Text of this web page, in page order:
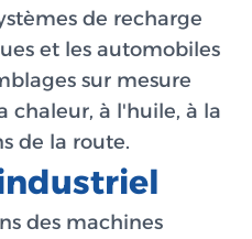
de recharge
et les automobiles
sur mesure
chaleur, à l'huile, à la
de la route.
des machines